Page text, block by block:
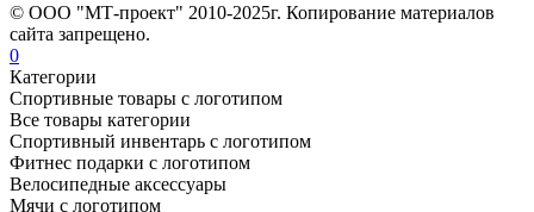
© ООО "МТ-проект" 2010-2025г. Копирование материалов
сайта запрещено.
0
Категории
Спортивные товары с логотипом
Все товары категории
Спортивный инвентарь с логотипом
Фитнес подарки с логотипом
Велосипедные аксессуары
Мячи с логотипом